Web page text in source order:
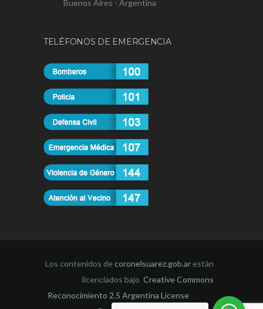
Buenos Aires - Argentina
TELÉFONOS DE EMERGENCIA
Los contenidos decoronelsuarez.gob.ar están
licenciados bajo Creative Commons
Reconocimiento 2.5 Argentina License